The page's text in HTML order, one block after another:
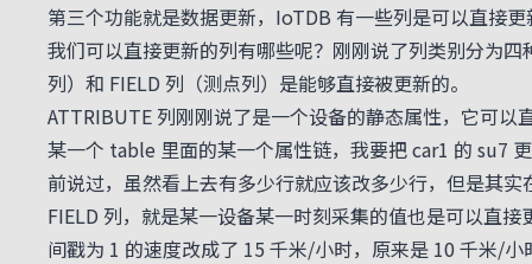
第三个功能就是数据更新，IoTDB 有一些列是可以直接
我们可以直接更新的列有哪些呢？刚刚说了列类别分为
列）和 FIELD 列（测点列）是能够直接被更新的。
ATTRIBUTE 列刚刚说了是一个设备的静态属性，它可以
某一个 table 里面的某一个属性链，我要把 car1 的 su7
前说过，虽然看上去有多少行就应该改多少行，但是其
FIELD 列，就是某一设备某一时刻采集的值也是可以直
间戳为 1 的速度改成了 15 千米/小时，原来是 10 千米/